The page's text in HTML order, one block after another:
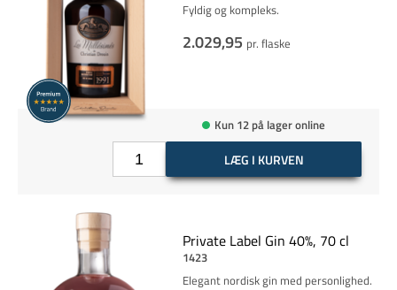
Fyldig og kompleks.
2.029,95 pr. flaske
Kun 12 på lager online
LÆG I KURVEN
Private Label Gin 40%, 70 cl
1423
Elegant nordisk gin med personlighed.